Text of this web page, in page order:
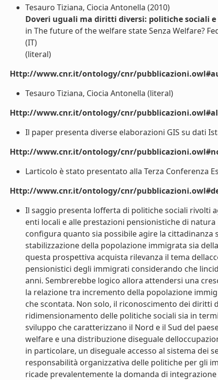
Tesauro Tiziana, Ciocia Antonella (2010)
Doveri uguali ma diritti diversi: politiche sociali
in The future of the welfare state Senza Welfare?
(IT)
(literal)
Http://www.cnr.it/ontology/cnr/
Tesauro Tiziana, Ciocia Antonella (literal)
Http://www.cnr.it/ontology/cnr/
Il paper presenta diverse elaborazioni GIS su dati
Http://www.cnr.it/ontology/cnr/
Larticolo è stato presentato alla Terza Conferenza
Http://www.cnr.it/ontology/cnr/
Il saggio presenta lofferta di politiche sociali
enti locali e alle prestazioni pensionistiche di
configura quanto sia possibile agire la cittadinanza
stabilizzazione della popolazione immigrata sia
questa prospettiva acquista rilevanza il tema
pensionistici degli immigrati considerando che
anni. Sembrerebbe logico allora attendersi una
la relazione tra incremento della popolazione
che scontata. Non solo, il riconoscimento dei
ridimensionamento delle politiche sociali sia in
sviluppo che caratterizzano il Nord e il Sud del
welfare e una distribuzione diseguale
in particolare, un diseguale accesso al sistema dei
responsabilità organizzativa delle politiche per gli
ricade prevalentemente la domanda di